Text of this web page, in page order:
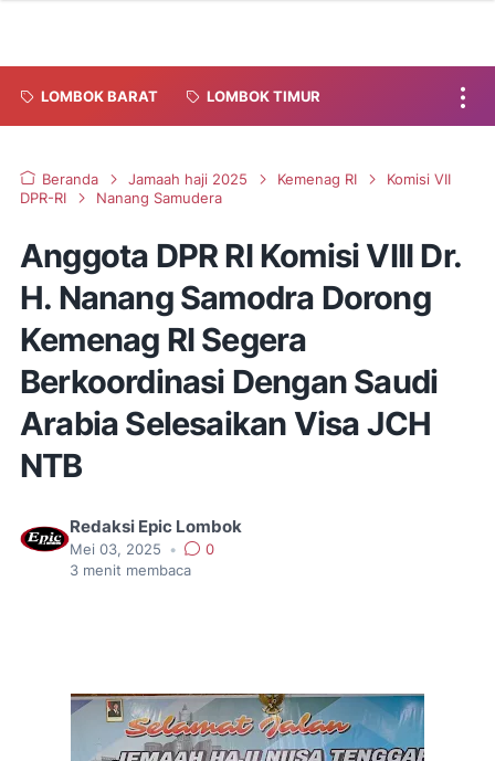
LOMBOK BARAT LOMBOK TIMUR
Beranda Jamaah haji 2025 Kemenag RI
Komisi VII
DPR-RI
Nanang Samudera
Anggota DPR RI Komisi VIII Dr.
H. Nanang Samodra Dorong
Kemenag RI Segera
Berkoordinasi Dengan Saudi
Arabia Selesaikan Visa JCH
NTB
Redaksi Epic Lombok
Mei 03, 2025 •
0
3 menit membaca